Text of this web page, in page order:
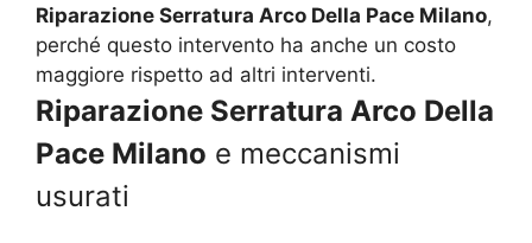
Riparazione Serratura Arco Della Pace Milano,
perché questo intervento ha anche un costo
maggiore rispetto ad altri interventi.
Riparazione Serratura Arco Della
Pace Milano e meccanismi
usurati